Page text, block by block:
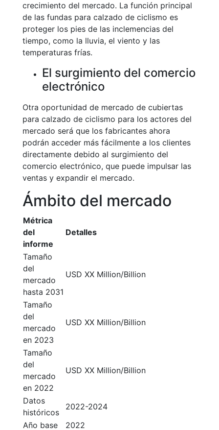
crecimiento del mercado. La función principal
de las fundas para calzado de ciclismo es
proteger los pies de las inclemencias del
tiempo, como la lluvia, el viento y las
temperaturas frías.
El surgimiento del comercio
electrónico
Otra oportunidad de mercado de cubiertas
para calzado de ciclismo para los actores del
mercado será que los fabricantes ahora
podrán acceder más fácilmente a los clientes
directamente debido al surgimiento del
comercio electrónico, que puede impulsar las
ventas y expandir el mercado.
Ámbito del mercado
Métrica
del
informe
Detalles
Tamaño
del
mercado
hasta 2031
USD XX Million/Billion
Tamaño
del
mercado
en 2023
USD XX Million/Billion
Tamaño
del
mercado
en 2022
USD XX Million/Billion
Datos
históricos
2022-2024
Año base
2022